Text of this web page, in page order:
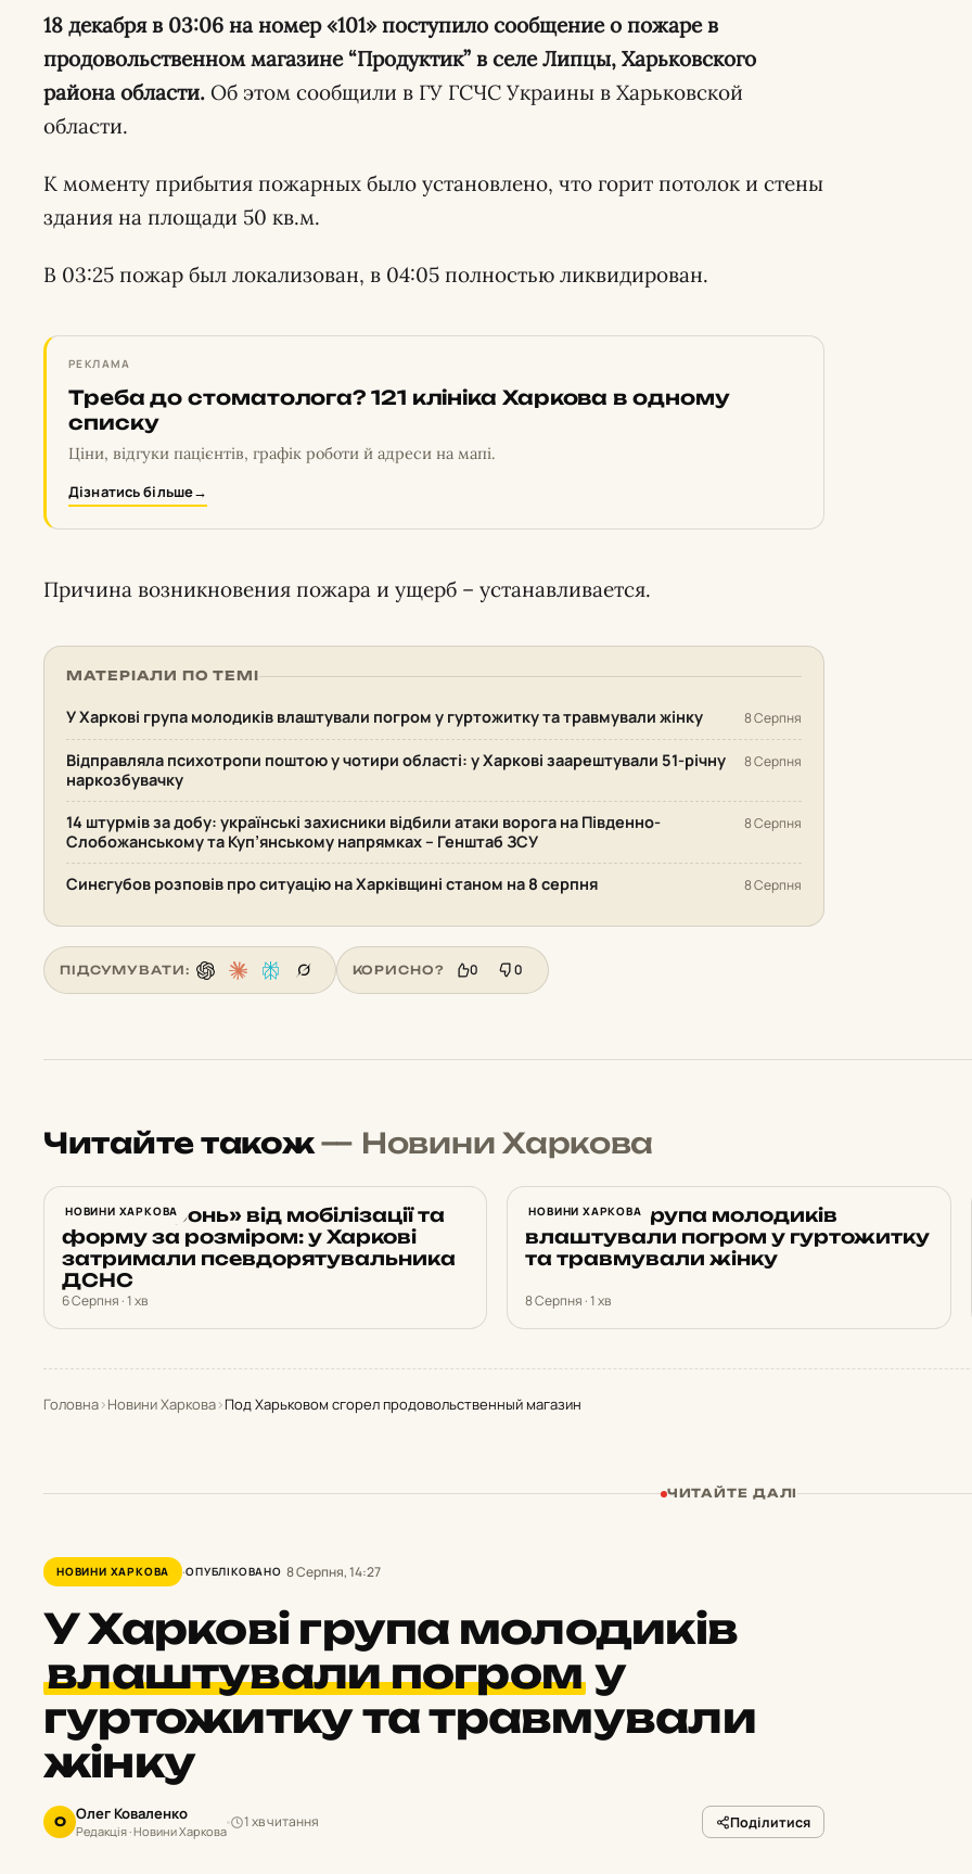
18 декабря в 03:06 на номер «101» поступило сообщение о пожаре в
продовольственном магазине “Продуктик” в селе Липцы, Харьковского
района области. Об этом сообщили в ГУ ГСЧС Украины в Харьковской
области.
К моменту прибытия пожарных было установлено, что горит потолок и стены
здания на площади 50 кв.м.
В 03:25 пожар был локализован, в 04:05 полностью ликвидирован.
РЕКЛАМА
Треба до стоматолога? 121 клініка Харкова в одному
списку
Ціни, відгуки пацієнтів, графік роботи й адреси на мапі.
Дізнатись більше→
Причина возникновения пожара и ущерб – устанавливается.
МАТЕРІАЛИ ПО ТЕМІ
У Харкові група молодиків влаштували погром у гуртожитку та травмували жінку 8 Серпня
Відправляла психотропи поштою у чотири області: у Харкові заарештували 51-річну
наркозбувачку
8 Серпня
14 штурмів за добу: українські захисники відбили атаки ворога на Південно-
Слобожанському та Куп’янському напрямках – Генштаб ЗСУ
8 Серпня
Синєгубов розповів про ситуацію на Харківщині станом на 8 серпня 8 Серпня
ПІДСУМУВАТИ: КОРИСНО? 0 0
Читайте також— Новини Харкова
НОВИНИ ХАРКОВА
Обіцяв «бронь» від мобілізації та
форму за розміром: у Харкові
затримали псевдорятувальника
ДСНС
6 Серпня · 1 хв
НОВИНИ ХАРКОВА
У Харкові група молодиків
влаштували погром у гуртожитку
та травмували жінку
8 Серпня · 1 хв
Головна›Новини Харкова›Под Харьковом сгорел продовольственный магазин
ЧИТАЙТЕ ДАЛІ
НОВИНИ ХАРКОВА ОПУБЛІКОВАНО 8 Серпня, 14:27
У Харкові група молодиків
влаштували погром у
гуртожитку та травмували
жінку
О Олег Коваленко
Редакція · Новини Харкова
1 хв читання Поділитися